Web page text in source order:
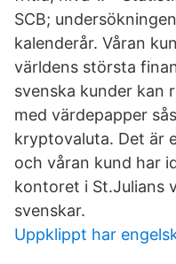
SCB;
kalenderår. Våran
världens största
svenska kunder kan
med värdepapper
kryptovaluta. Det är
och våran kund har
kontoret i St.Julians
svenskar.
Uppklippt har